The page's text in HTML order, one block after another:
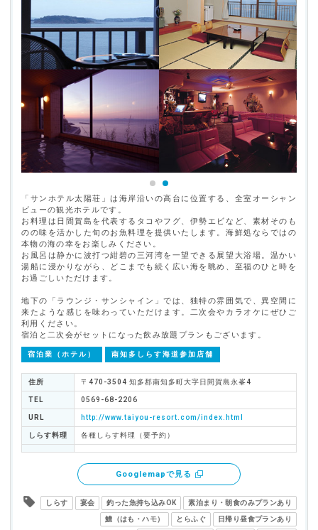
「サンホテル太陽荘」は海岸沿いの高台に位置する、全室オーシャン
ビューの観光ホテルです。
お料理は日間賀島を代表するタコやフグ、伊勢エビなど、素材そのも
のの味を活かした旬のお魚料理を提供いたします。海鮮処ならではの
本物の海の幸をお楽しみください。
お風呂は静かに波打つ紺碧の三河湾を一望できる展望大浴場。温かい
湯船に浸かりながら、どこまでも続く広い海を眺め、至福のひと時を
お過ごしいただけます。
地下の「ラウンジ・サンシャイン」では、独特の雰囲気で、異空間に
来たような感じを味わっていただけます。二次会やカラオケにぜひご
利用ください。
宿泊と二次会がセットになった飲み放題プランもございます。
宿泊業（ホテル） 南知多しらす海道参加店舗
住所 〒470-3504 知多郡南知多町大字日間賀島永峯4
TEL 0569-68-2206
URL http://www.taiyou-resort.com/index.html
しらす料理 各種しらす料理（要予約）
Googlemapで見る
しらす 宴会 釣った魚持ち込みOK 素泊まり・朝食のみプランあり
鱧（はも・ハモ） とらふぐ 日帰り昼食プランあり